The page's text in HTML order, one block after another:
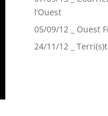
l’Ouest
05/09/12 _ Ouest
24/11/12 _